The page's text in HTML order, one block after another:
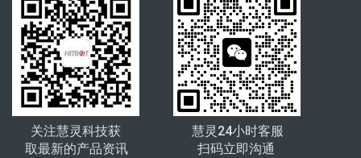
关注慧灵科技获
取最新的产品资讯
慧灵24小时客服
扫码立即沟通